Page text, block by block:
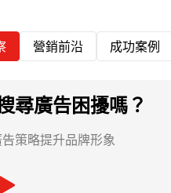
營銷前沿 成功案例
尋廣告困擾嗎？
策略提升品牌形象